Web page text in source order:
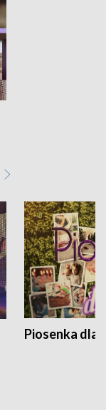
Piosenka dla